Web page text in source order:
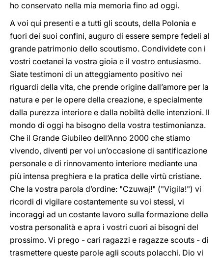
ho conservato nella mia memoria fino ad oggi.
A voi qui presenti e a tutti gli scouts, della Polonia e
fuori dei suoi confini, auguro di essere sempre fedeli al
grande patrimonio dello scoutismo. Condividete con i
vostri coetanei la vostra gioia e il vostro entusiasmo.
Siate testimoni di un atteggiamento positivo nei
riguardi della vita, che prende origine dall’amore per la
natura e per le opere della creazione, e specialmente
dalla purezza interiore e dalla nobiltà delle intenzioni. Il
mondo di oggi ha bisogno della vostra testimonianza.
Che il Grande Giubileo dell’Anno 2000 che stiamo
vivendo, diventi per voi un’occasione di santificazione
personale e di rinnovamento interiore mediante una
più intensa preghiera e la pratica delle virtù cristiane.
Che la vostra parola d’ordine: "Czuwaj!" ("Vigila!") vi
ricordi di vigilare costantemente su voi stessi, vi
incoraggi ad un costante lavoro sulla formazione della
vostra personalità e apra i vostri cuori ai bisogni del
prossimo. Vi prego - cari ragazzi e ragazze scouts - di
trasmettere queste parole agli scouts polacchi. Dio vi